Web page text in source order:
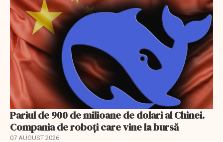
Pariul de 900 de milioane de dolari al Chinei.
Compania de roboți care vine la bursă
07 AUGUST 2026